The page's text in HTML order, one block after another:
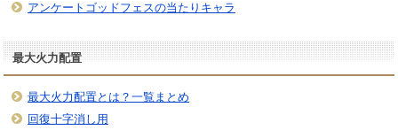
アンケートゴッドフェスの当たりキャラ
最大火力配置
最大火力配置とは？一覧まとめ
回復十字消し用